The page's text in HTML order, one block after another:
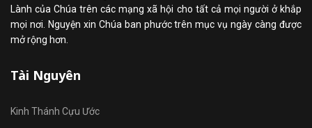
Lành của Chúa trên các mạng xã hội cho tất cả mọi người ở khắp
mọi nơi. Nguyện xin Chúa ban phước trên mục vụ ngày càng được
mở rộng hơn.
Tài Nguyên
Kinh Thánh Cựu Ước